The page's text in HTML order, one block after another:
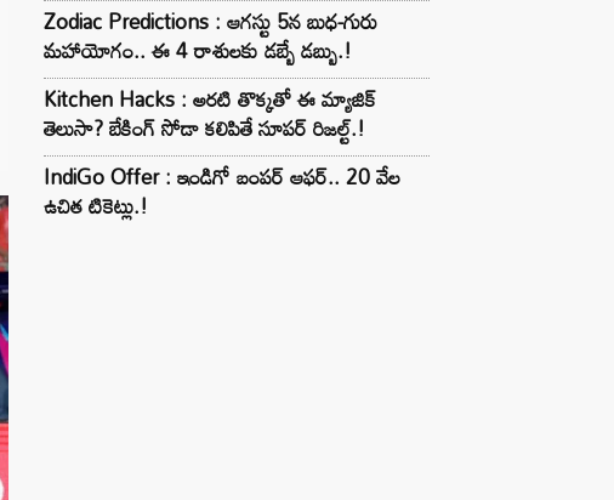
Zodiac Predictions : ఆగస్టు 5న బుధ-గురు
మహాయోగం.. ఈ 4 రాశులకు డబ్బే డబ్బు.!
Kitchen Hacks : అరటి తొక్కతో ఈ మ్యాజిక్
తెలుసా? బేకింగ్ సోడా కలిపితే సూపర్ రిజల్ట్.!
IndiGo Offer : ఇండిగో బంపర్ ఆఫర్.. 20 వేల
ఉచిత టికెట్లు.!